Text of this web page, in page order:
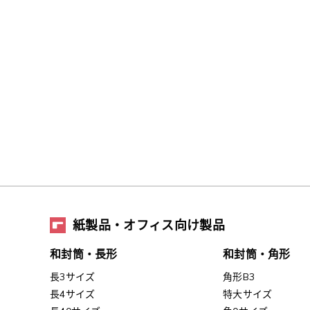
紙製品・オフィス向け製品
和封筒・長形
長3サイズ
長4サイズ
和封筒・角形
角形B3
特大サイズ